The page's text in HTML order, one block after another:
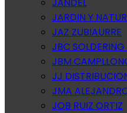
JARDIN Y
JAZ ZUBIAURRE
JBC SOLDERING
JBM
JJ
JMA
JOB RUIZ ORTIZ